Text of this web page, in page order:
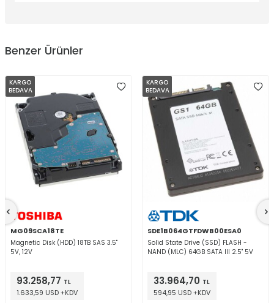
Benzer Ürünler
KARGO
BEDAVA
MG09SCA18TE
Magnetic Disk (HDD) 18TB SAS 3.5"
5V, 12V
93.258,77 TL
1.633,59 USD +KDV
KARGO
BEDAVA
SDE1B064GTFDWB00ESA0
Solid State Drive (SSD) FLASH -
NAND (MLC) 64GB SATA III 2.5" 5V
33.964,70 TL
594,95 USD +KDV